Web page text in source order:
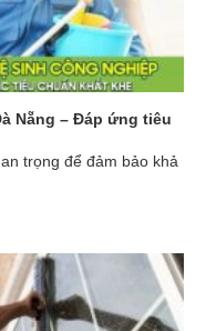
Nẵng – Đáp ứng tiêu
trọng để đảm bảo khả